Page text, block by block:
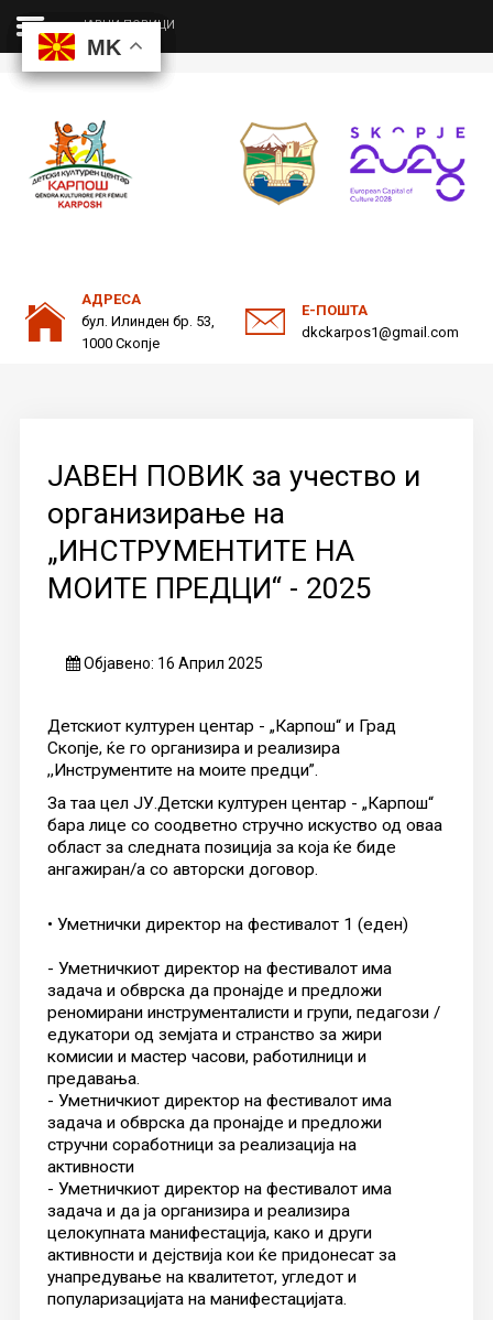
MK
MK
ДКЦ
ОДНОСИ СО ЈАВНОСТ
ЈАВНИ ПОВИЦИ
MK
MK
АДРЕСА
бул. Илинден бр. 53,
1000 Скопје
Е-ПОШТА
dkckarpos1@gmail.com
Пребарајте на нашата веб страна
ЈАВЕН ПОВИК за учество и
организирање на
„ИНСТРУМЕНТИТЕ НА
МОИТЕ ПРЕДЦИ“ - 2025
Објавено: 16 Април 2025
Детскиот културен центар - „Карпош“ и Град
Скопје, ќе го организира и реализира
,,Инструментите на моите предци”.
За таа цел ЈУ.Детски културен центар - „Карпош“
бара лице со соодветно стручно искуство од оваа
област за следната позиција за која ќе биде
ангажиран/а со авторски договор.
• Уметнички директор на фестивалот 1 (еден)
- Уметничкиот директор на фестивалот има
задача и обврска да пронајде и предложи
реномирани инструменталисти и групи, педагози /
едукатори од земјата и странство за жири
комисии и мастер часови, работилници и
предавања.
- Уметничкиот директор на фестивалот има
задача и обврска да пронајде и предложи
стручни соработници за реализација на
активности
- Уметничкиот директор на фестивалот има
задача и да ја организира и реализира
целокупната манифестација, како и други
активности и дејствија кои ќе придонесат за
унапредување на квалитетот, угледот и
популаризацијата на манифестацијата.